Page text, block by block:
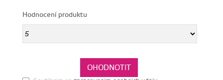
Hodnocení produktu